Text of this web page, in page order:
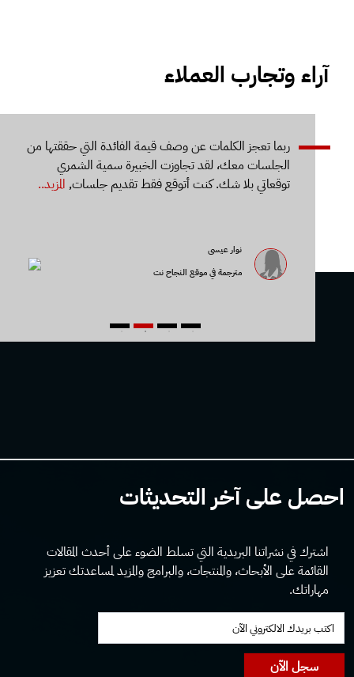
آراء وتجارب العملاء
هي تبسيط ربما تعجز الكلمات عن وصف قيمة الفائدة التي حققتها من
الجلسات معك، لقد تجاوزت الخبيرة سمية الشمري
توقعاتي بلا شك. كنت أتوقع فقط تقديم جلسات, المزيد..
نوار عيسى
مترجمة في موقع النجاح نت
1
2
3
4
احصل على آخر التحديثات
اشترك في نشراتنا البريدية التي تسلط الضوء على أحدث المقالات
القائمة على الأبحاث، والمنتجات، والبرامج والمزيد لمساعدتك تعزيز
مهاراتك.
سجل الآن